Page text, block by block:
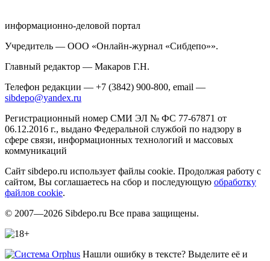
информационно-деловой портал
Учредитель — ООО «Онлайн-журнал «Сибдепо»».
Главный редактор — Макаров Г.Н.
Телефон редакции — +7 (3842) 900-800, email —
sibdepo@yandex.ru
Регистрационный номер СМИ ЭЛ № ФС 77-67871 от
06.12.2016 г., выдано Федеральной службой по надзору в
сфере связи, информационных технологий и массовых
коммуникаций
Сайт sibdepo.ru использует файлы cookie. Продолжая работу с
сайтом, Вы соглашаетесь на сбор и последующую обработку
файлов cookie.
© 2007—2026 Sibdepo.ru Все права защищены.
Нашли ошибку в тексте? Выделите её и